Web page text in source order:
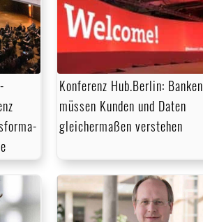
Konferenz Hub.Berlin: Banken
müssen Kunden und Daten
gleichermaßen verstehen